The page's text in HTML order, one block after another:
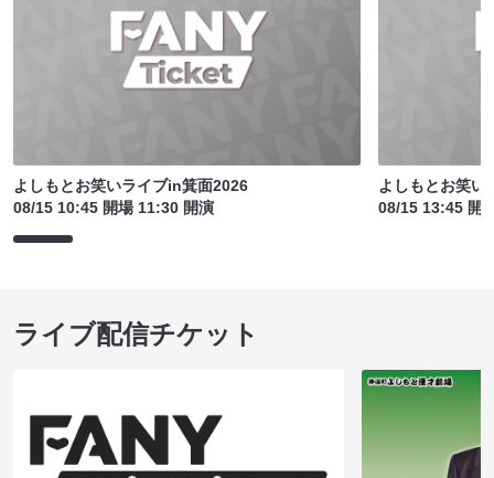
よしもとお笑いライブin箕面2026
08/15 10:45 開場 11:30 開演
よしもとお笑い
08/15 13:45 開
ライブ配信チケット